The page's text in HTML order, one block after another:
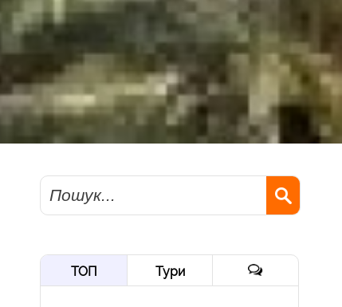
Пошук
ТОП Тури